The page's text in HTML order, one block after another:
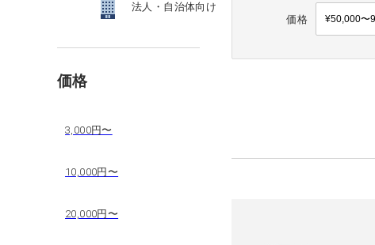
法人・自治体向け
価格
3,000円〜
10,000円〜
20,000円〜
価格